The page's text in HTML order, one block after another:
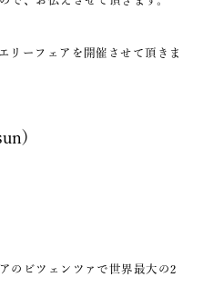
リーフェアを開催させて頂きま
のビツェンツァで世界最大の2